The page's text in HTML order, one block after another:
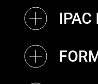
IPAC